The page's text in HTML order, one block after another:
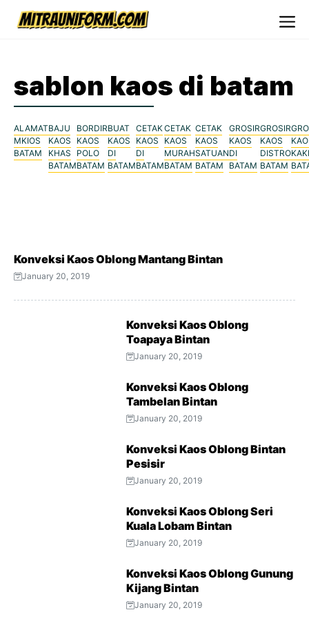
Skip
sablon kaos di batam
ALAMAT
MKIOS
BATAM
BAJU
KAOS
KHAS
BATAM
BORDIR
KAOS
POLO
BATAM
BUAT
KAOS
DI
BATAM
CETAK
KAOS
DI
BATAM
CETAK
KAOS
MURAH
BATAM
CETAK
KAOS
SATUAN
BATAM
GROSIR
KAOS
DI
BATAM
GROSIR
KAOS
DISTRO
BATAM
KAKI
Konveksi Kaos Oblong Mantang Bintan
January 20, 2019
Konveksi Kaos Oblong
Toapaya Bintan
January 20, 2019
Konveksi Kaos Oblong
Tambelan Bintan
January 20, 2019
Konveksi Kaos Oblong Bintan
Pesisir
January 20, 2019
Konveksi Kaos Oblong Seri
Kuala Lobam Bintan
January 20, 2019
Konveksi Kaos Oblong Gunung
Kijang Bintan
January 20, 2019